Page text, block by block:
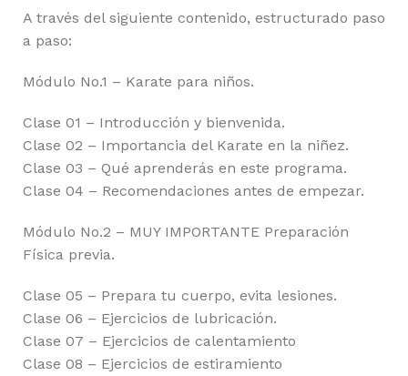
A través del siguiente contenido, estructurado paso
a paso:
Módulo No.1 – Karate para niños.
Clase 01 – Introducción y bienvenida.
Clase 02 – Importancia del Karate en la niñez.
Clase 03 – Qué aprenderás en este programa.
Clase 04 – Recomendaciones antes de empezar.
Módulo No.2 – MUY IMPORTANTE Preparación
Física previa.
Clase 05 – Prepara tu cuerpo, evita lesiones.
Clase 06 – Ejercicios de lubricación.
Clase 07 – Ejercicios de calentamiento
Clase 08 – Ejercicios de estiramiento